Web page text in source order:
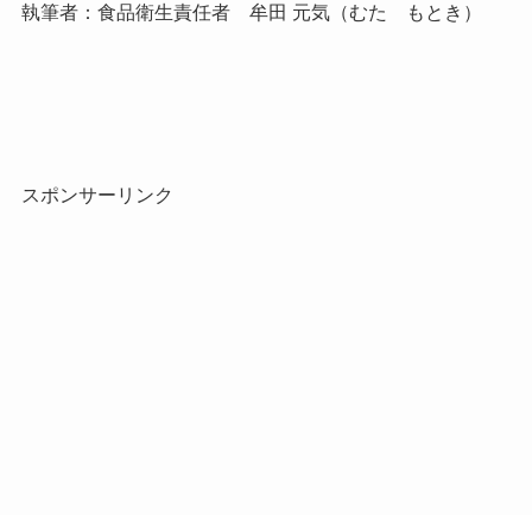
執筆者：食品衛生責任者 牟田 元気（むた もとき）
スポンサーリンク